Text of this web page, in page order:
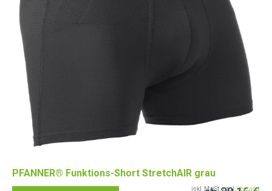
PFANNER® Funktions-Short StretchAIR grau
inkl. MwSt. zzgl. Versand